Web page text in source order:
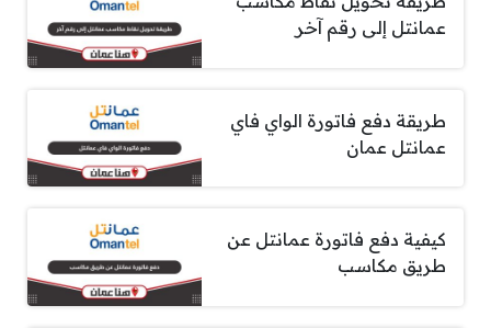
عمانتل إلى رقم آخر
طريقة دفع فاتورة الواي فاي
عمانتل عمان
كيفية دفع فاتورة عمانتل عن
طريق مكاسب